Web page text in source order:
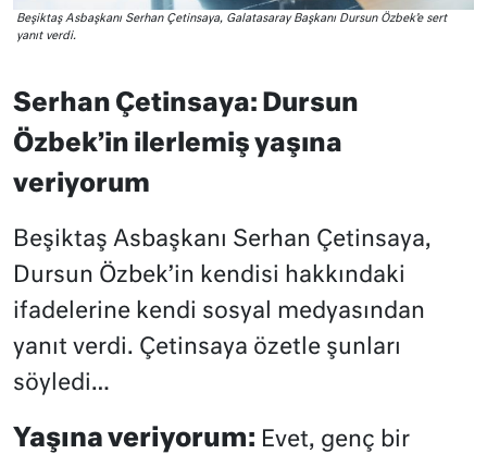
Beşiktaş Asbaşkanı Serhan Çetinsaya, Galatasaray Başkanı Dursun Özbek’e sert
yanıt verdi.
Serhan Çetinsaya: Dursun
Özbek’in ilerlemiş yaşına
veriyorum
Beşiktaş Asbaşkanı Serhan Çetinsaya,
Dursun Özbek’in kendisi hakkındaki
ifadelerine kendi sosyal medyasından
yanıt verdi. Çetinsaya özetle şunları
söyledi…
Yaşına veriyorum: Evet, genç bir